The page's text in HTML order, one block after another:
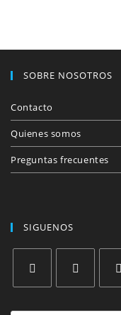
SOBRE NOSOTROS
Contacto
Quienes somos
Preguntas frecuentes
SIGUENOS